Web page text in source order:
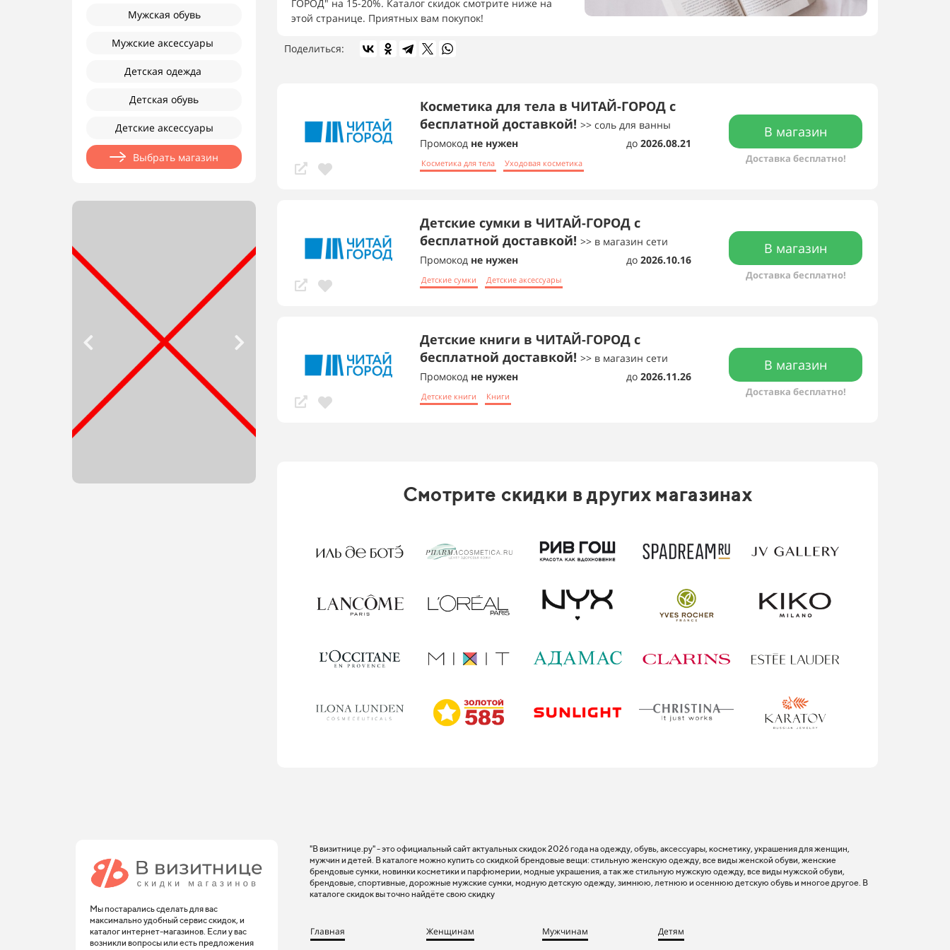
Мужская обувь
Мужские аксессуары
Детская одежда
Детская обувь
Детские аксессуары
Выбрать магазин
ГОРОД" на 15-20%. Каталог скидок смотрите ниже на
этой странице. Приятных вам покупок!
Поделиться:
Косметика для тела в ЧИТАЙ-ГОРОД с
бесплатной доставкой! >> соль для ванны
Промокод не нужен до 2026.08.21
Косметика для тела Уходовая косметика
В магазин
Доставка бесплатно!
Детские сумки в ЧИТАЙ-ГОРОД с
бесплатной доставкой! >> в магазин сети
Промокод не нужен до 2026.10.16
Детские сумки Детские аксессуары
В магазин
Доставка бесплатно!
Детские книги в ЧИТАЙ-ГОРОД с
бесплатной доставкой! >> в магазин сети
Промокод не нужен до 2026.11.26
Детские книги Книги
В магазин
Доставка бесплатно!
Смотрите скидки в других магазинах
Мы постарались сделать для вас
максимально удобный сервис скидок, и
каталог интернет-магазинов. Если у вас
возникли вопросы или есть предложения
"В визитнице.ру" - это официальный сайт актуальных скидок 2026 года на одежду, обувь, аксессуары, косметику, украшения для женщин,
мужчин и детей. В каталоге можно купить со скидкой брендовые вещи: стильную женскую одежду, все виды женской обуви, женские
брендовые сумки, новинки косметики и парфюмерии, модные украшения, а так же стильную мужскую одежду, все виды мужской обуви,
брендовые, спортивные, дорожные мужские сумки, модную детскую одежду, зимнюю, летнюю и осеннюю детскую обувь и многое другое. В
каталоге скидок вы точно найдёте свою скидку
Главная
Женщинам
Мужчинам
Детям